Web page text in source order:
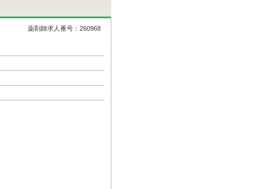
薬剤師求人番号：260968